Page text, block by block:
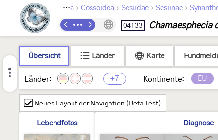
Lepidoptera › Cossoidea › Sesiidae › Sesiinae ›
04133 Chamaesphecia
Übersicht Länder Karte
Länder: +7 Kontinente: EU
Neues Layout der Navigation (Beta Test)
Lebendfotos Diagnose